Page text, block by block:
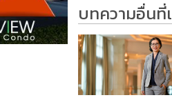
บทความอื่นที่